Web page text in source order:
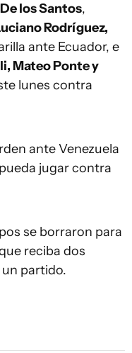
los Santos,
Rodríguez,
ante Ecuador, e
Mateo Ponte y
lunes contra
ante Venezuela
jugar contra
se borraron para
reciba dos
partido.